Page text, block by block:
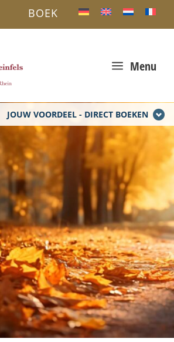
JOUW VOORDEEL - DIRECT BOEKEN
a Menu
BOEK